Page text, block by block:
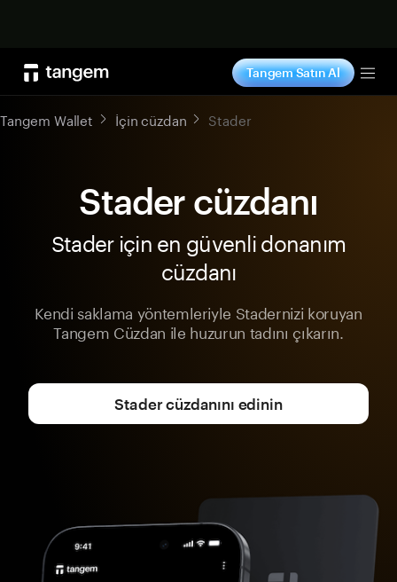
Tangem Satın Al
Tangem Wallet İçin cüzdan Stader
Stader cüzdanı
Stader için en güvenli donanım
cüzdanı
Kendi saklama yöntemleriyle Stadernizi koruyan
Tangem Cüzdan ile huzurun tadını çıkarın.
Stader cüzdanını edinin